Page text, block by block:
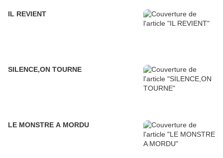
IL REVIENT
SILENCE,ON TOURNE
LE MONSTRE A MORDU